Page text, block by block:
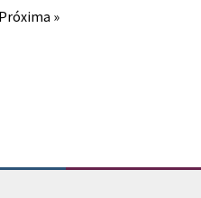
Próxima »